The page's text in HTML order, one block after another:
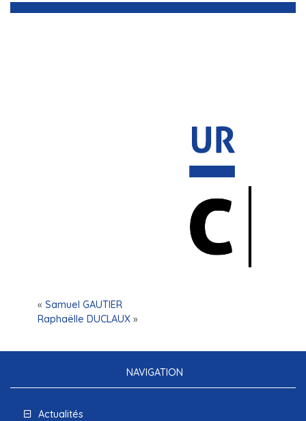
« Samuel GAUTIER
Raphaëlle DUCLAUX »
NAVIGATION
Actualités